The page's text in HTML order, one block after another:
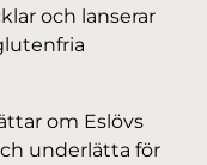
och lanserar
om Eslövs
underlätta för